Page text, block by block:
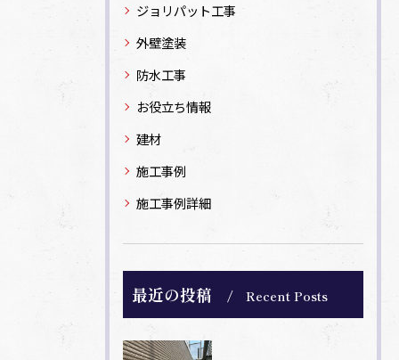
ジョリパット工事
外壁塗装
防水工事
お役立ち情報
建材
施工事例
施工事例詳細
最近の投稿 Recent Posts